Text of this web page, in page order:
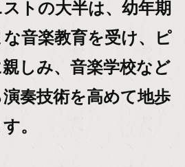
トの大半は、幼年期
音楽教育を受け、ピ
しみ、音楽学校など
奏技術を高めて地歩
。